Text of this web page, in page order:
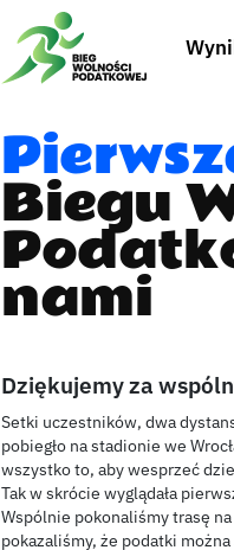
Biegu
nami
Dziękujemy za
Setki uczestników, dwa
pobiegło na stadionie we
wszystko to, aby wesprzeć
Tak w skrócie wyglądała
Wspólnie pokonaliśmy trasę
pokazaliśmy, że podatki